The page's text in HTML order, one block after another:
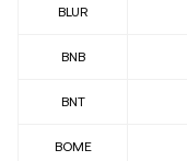
BLUR
BNB
BNT
BOME